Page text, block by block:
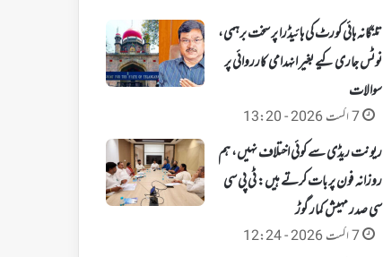
تلنگانہ ہائی کورٹ کی ہائیڈرا پر سخت برہمی،
نوٹس جاری کیے بغیر انہدامی کارروائی پر
سوالات
7 اگست 2026 - 13:20
ریونت ریڈی سے کوئی اختلاف نہیں، ہم
روزانہ فون پر بات کرتے ہیں: ٹی پی سی
سی صدر مہیش کمار گوڑ
7 اگست 2026 - 12:24